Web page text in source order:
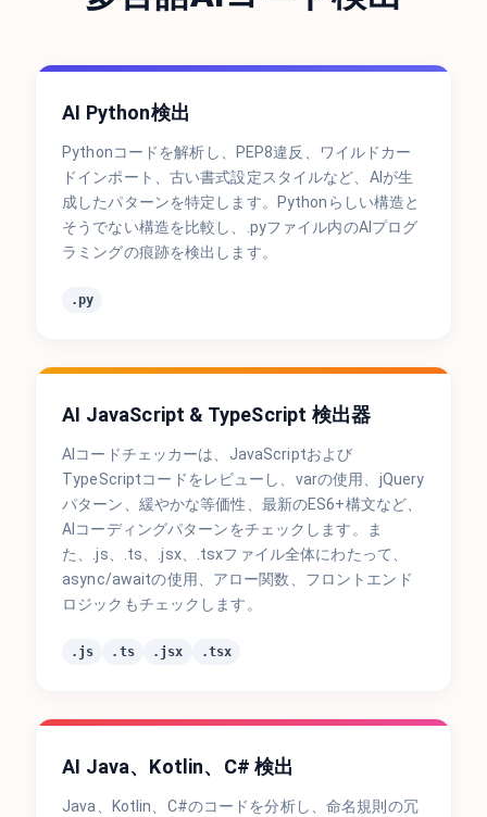
AI Python検出
Pythonコードを解析し、PEP8違反、ワイルドカー
ドインポート、古い書式設定スタイルなど、AIが生
成したパターンを特定します。Pythonらしい構造と
そうでない構造を比較し、.pyファイル内のAIプログ
ラミングの痕跡を検出します。
.py
AI JavaScript & TypeScript 検出器
AIコードチェッカーは、JavaScriptおよび
TypeScriptコードをレビューし、varの使用、jQuery
パターン、緩やかな等価性、最新のES6+構文など、
AIコーディングパターンをチェックします。ま
た、.js、.ts、.jsx、.tsxファイル全体にわたって、
async/awaitの使用、アロー関数、フロントエンド
ロジックもチェックします。
.js .ts .jsx .tsx
AI Java、Kotlin、C# 検出
Java、Kotlin、C#のコードを分析し、命名規則の冗